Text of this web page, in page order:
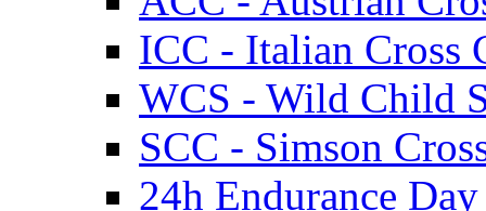
ICC - Italian Cross
WCS - Wild Child
SCC - Simson
24h Endurance Day